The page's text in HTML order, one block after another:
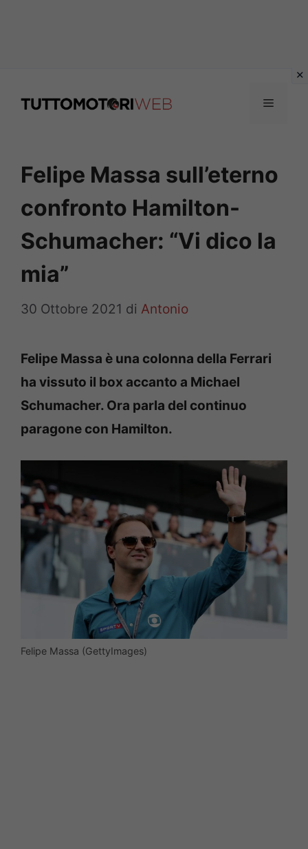
Menu
Felipe Massa sull’eterno
confronto Hamilton-
Schumacher: “Vi dico la
mia”
30 Ottobre 2021 di Antonio
Felipe Massa è una colonna della Ferrari
ha vissuto il box accanto a Michael
Schumacher. Ora parla del continuo
paragone con Hamilton.
Felipe Massa (GettyImages)